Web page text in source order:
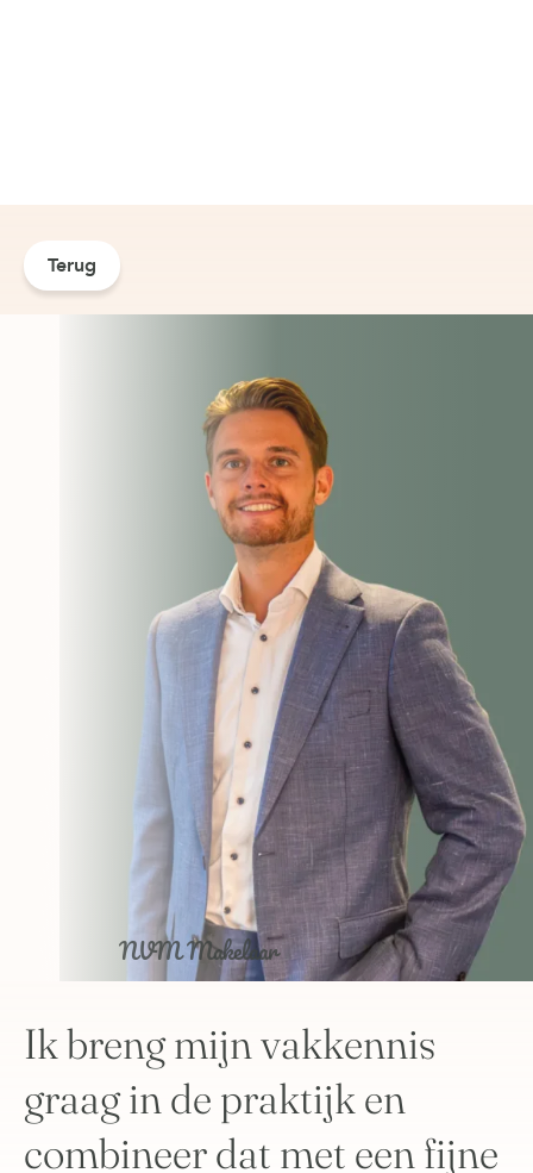
Terug
NVM Makelaar
Ik breng mijn vakkennis
graag in de praktijk en
combineer dat met een fijne